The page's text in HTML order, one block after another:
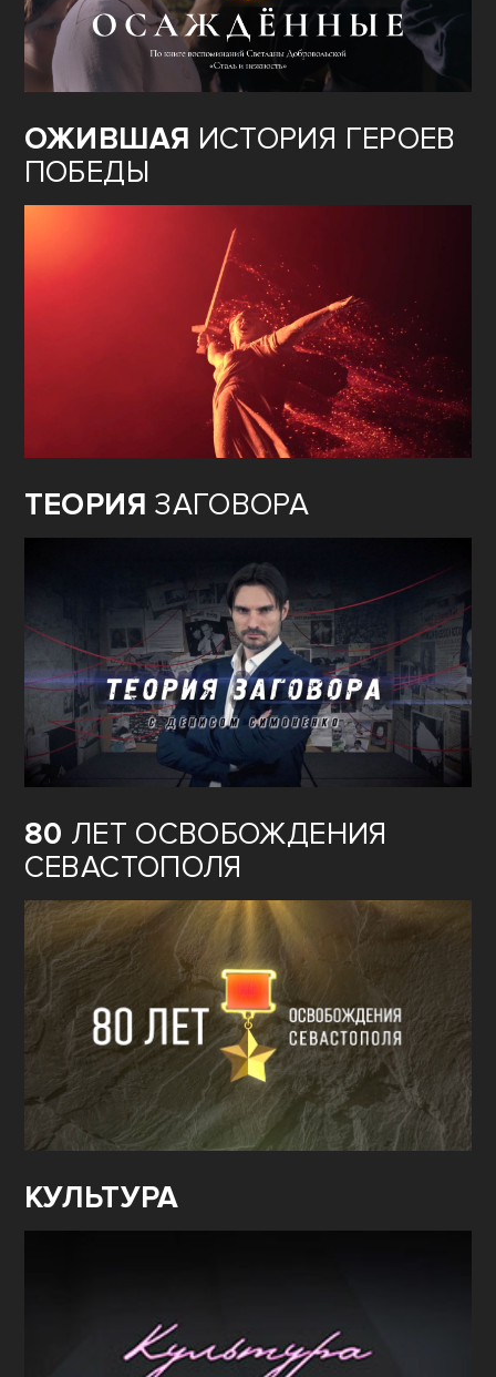
ОЖИВШАЯ ИСТОРИЯ ГЕРОЕВ
ПОБЕДЫ
ТЕОРИЯ ЗАГОВОРА
80 ЛЕТ ОСВОБОЖДЕНИЯ
СЕВАСТОПОЛЯ
КУЛЬТУРА